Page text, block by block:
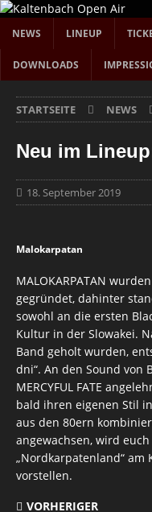
NEWS LINEUP
DOWNLOADS
STARTSEITE NEWS
Neu im
18. September 2019
Malokarpatan
MALOKARPATAN
gegründet, dahinter
sowohl an die ersten
Kultur in der Slowakei.
Band geholt wurden,
dni“. An den Sound von
MERCYFUL FATE
bald ihren eigenen Stil
aus den 80ern
angewachsen, wird
„Nordkarpatenland“ am
vorstellen.
VORHERIGER